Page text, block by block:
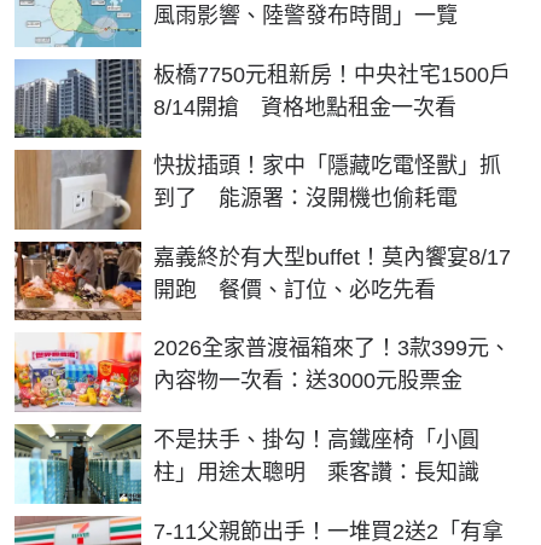
風雨影響、陸警發布時間」一覽
板橋7750元租新房！中央社宅1500戶
8/14開搶 資格地點租金一次看
快拔插頭！家中「隱藏吃電怪獸」抓
到了 能源署：沒開機也偷耗電
嘉義終於有大型buffet！莫內饗宴8/17
開跑 餐價、訂位、必吃先看
2026全家普渡福箱來了！3款399元、
內容物一次看：送3000元股票金
不是扶手、掛勾！高鐵座椅「小圓
柱」用途太聰明 乘客讚：長知識
7-11父親節出手！一堆買2送2「有拿